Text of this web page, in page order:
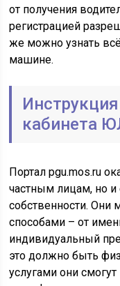
от получения
регистрацией
же можно узнать
машине.
кабинета
Портал pgu.mos.ru
частным лицам, но
собственности. Они
способами – от
индивидуальный
это должно быть
услугами они